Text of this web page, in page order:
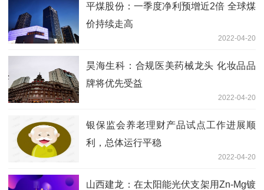
平煤股份：一季度净利预增近2倍 全球煤
价持续走高
2022-04-20
昊海生科：合规医美药械龙头 化妆品品
牌将优先受益
2022-04-20
银保监会养老理财产品试点工作进展顺
利，总体运行平稳
2022-04-20
山西建龙：在太阳能光伏支架用Zn-Mg镀